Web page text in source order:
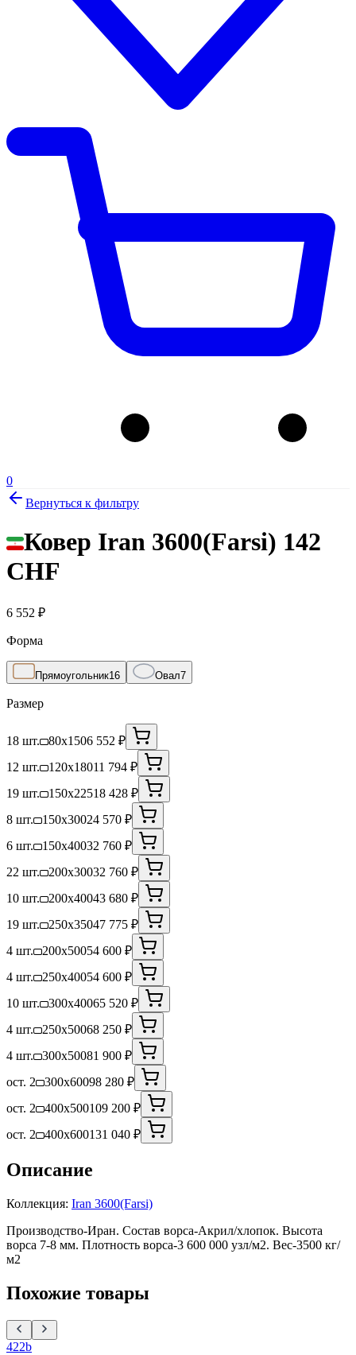
0
Вернуться к фильтру
Ковер Iran 3600(Farsi) 142
CHF
6 552 ₽
Форма
Прямоугольник16 Овал7
Размер
18 шт. 80x1506 552 ₽
12 шт.
120x18011 794 ₽
19 шт.
150x22518 428 ₽
8 шт.
150x30024 570 ₽
6 шт.
150x40032 760 ₽
22 шт.
200x30032 760 ₽
10 шт.
200x40043 680 ₽
19 шт.
250x35047 775 ₽
4 шт.
200x50054 600 ₽
4 шт.
250x40054 600 ₽
10 шт.
300x40065 520 ₽
4 шт.
250x50068 250 ₽
4 шт.
300x50081 900 ₽
ост. 2
300x60098 280 ₽
ост. 2
400x500109 200 ₽
ост. 2
400x600131 040 ₽
Описание
Коллекция: Iran 3600(Farsi)
Производство-Иран. Состав ворса-Акрил/хлопок. Высота
ворса 7-8 мм. Плотность ворса-3 600 000 узл/м2. Вес-3500 кг/
м2
Похожие товары
422b